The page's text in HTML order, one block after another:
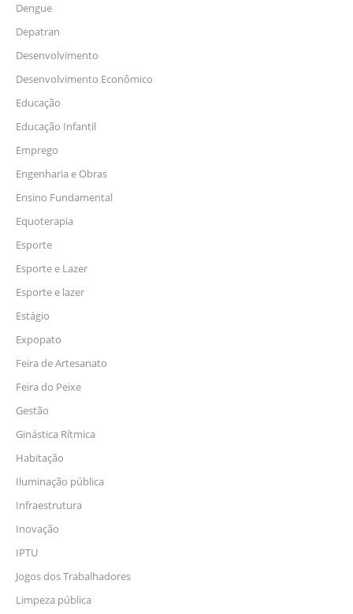
Dengue
Depatran
Desenvolvimento
Desenvolvimento Econômico
Educação
Educação Infantil
Emprego
Engenharia e Obras
Ensino Fundamental
Equoterapia
Esporte
Esporte e Lazer
Esporte e lazer
Estágio
Expopato
Feira de Artesanato
Feira do Peixe
Gestão
Ginástica Rítmica
Habitação
Iluminação pública
Infraestrutura
Inovação
IPTU
Jogos dos Trabalhadores
Limpeza pública